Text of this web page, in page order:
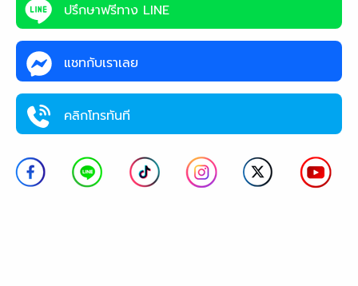
ปรึกษาฟรีทาง LINE
แชทกับเราเลย
คลิกโทรทันที